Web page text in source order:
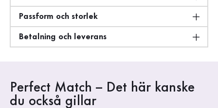
Passform och storlek
Betalning och leverans
Perfect Match – Det här kanske
du också gillar